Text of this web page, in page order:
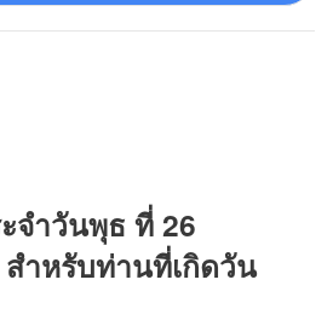
จำวันพุธ ที่ 26
ำหรับท่านที่เกิดวัน